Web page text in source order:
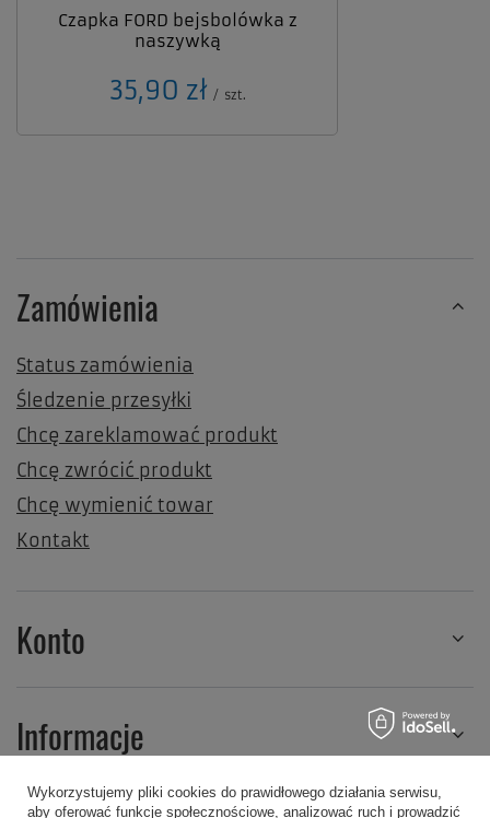
Czapka FORD bejsbolówka z
naszywką
35,90 zł / szt.
Zamówienia
Status zamówienia
Śledzenie przesyłki
Chcę zareklamować produkt
Chcę zwrócić produkt
Chcę wymienić towar
Kontakt
Konto
Informacje
Wykorzystujemy pliki cookies do prawidłowego działania serwisu,
aby oferować funkcje społecznościowe, analizować ruch i prowadzić